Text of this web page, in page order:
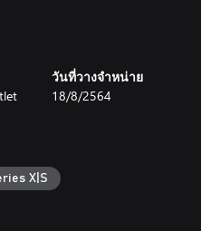
worry! You can have fun in
find some rather unusual
this would all be easy,
stray rocket block flying
วันที่วางจำหน่าย
18/8/2564
X|S